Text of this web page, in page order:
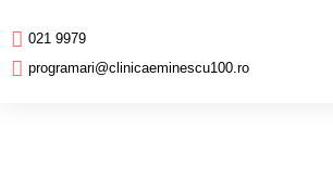
021 9979
programari@clinicaeminescu100.ro